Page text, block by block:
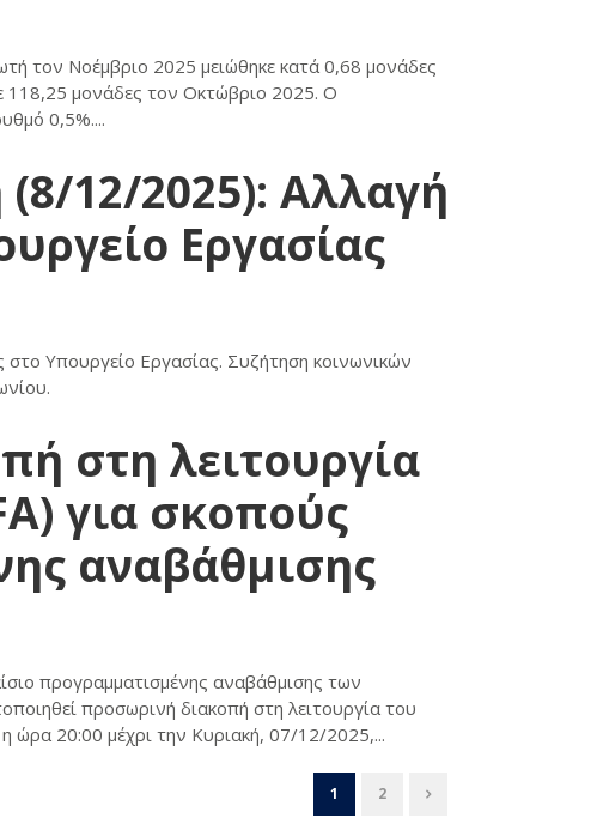
τον Νοέμβριο 2025 μειώθηκε κατά 0,68 μονάδες
118,25 μονάδες τον Οκτώβριο 2025. Ο
0,5%....
12/2025): Αλλαγή
Εργασίας
Υπουργείο Εργασίας. Συζήτηση κοινωνικών
στη λειτουργία
για σκοπούς
αναβάθμισης
προγραμματισμένης αναβάθμισης των
προσωρινή διακοπή στη λειτουργία του
20:00 μέχρι την Κυριακή, 07/12/2025,...
1 2